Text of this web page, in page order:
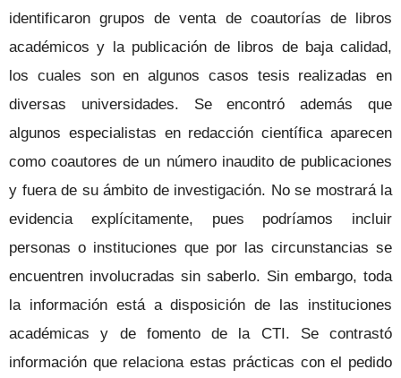
identificaron grupos de venta de coautorías de libros
académicos y la publicación de libros de baja calidad,
los cuales son en algunos casos tesis realizadas en
diversas universidades. Se encontró además que
algunos especialistas en redacción científica aparecen
como coautores de un número inaudito de publicaciones
y fuera de su ámbito de investigación. No se mostrará la
evidencia explícitamente, pues podríamos incluir
personas o instituciones que por las circunstancias se
encuentren involucradas sin saberlo. Sin embargo, toda
la información está a disposición de las instituciones
académicas y de fomento de la CTI. Se contrastó
información que relaciona estas prácticas con el pedido